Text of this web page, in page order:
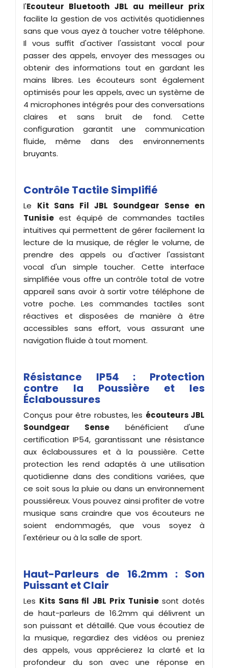
l'Ecouteur Bluetooth JBL au meilleur prix
facilite la gestion de vos activités quotidiennes
sans que vous ayez à toucher votre téléphone.
Il vous suffit d'activer l'assistant vocal pour
passer des appels, envoyer des messages ou
obtenir des informations tout en gardant les
mains libres. Les écouteurs sont également
optimisés pour les appels, avec un système de
4 microphones intégrés pour des conversations
claires et sans bruit de fond. Cette
configuration garantit une communication
fluide, même dans des environnements
bruyants.
Contrôle Tactile Simplifié
Le Kit Sans Fil JBL Soundgear Sense en
Tunisie est équipé de commandes tactiles
intuitives qui permettent de gérer facilement la
lecture de la musique, de régler le volume, de
prendre des appels ou d'activer l'assistant
vocal d'un simple toucher. Cette interface
simplifiée vous offre un contrôle total de votre
appareil sans avoir à sortir votre téléphone de
votre poche. Les commandes tactiles sont
réactives et disposées de manière à être
accessibles sans effort, vous assurant une
navigation fluide à tout moment.
Résistance IP54 : Protection
contre la Poussière et les
Éclaboussures
Conçus pour être robustes, les écouteurs JBL
Soundgear Sense bénéficient d'une
certification IP54, garantissant une résistance
aux éclaboussures et à la poussière. Cette
protection les rend adaptés à une utilisation
quotidienne dans des conditions variées, que
ce soit sous la pluie ou dans un environnement
poussiéreux. Vous pouvez ainsi profiter de votre
musique sans craindre que vos écouteurs ne
soient endommagés, que vous soyez à
l'extérieur ou à la salle de sport.
Haut-Parleurs de 16.2mm : Son
Puissant et Clair
Les Kits Sans fil JBL Prix Tunisiesont dotés
de haut-parleurs de 16.2mm qui délivrent un
son puissant et détaillé. Que vous écoutiez de
la musique, regardiez des vidéos ou preniez
des appels, vous apprécierez la clarté et la
profondeur du son avec une réponse en